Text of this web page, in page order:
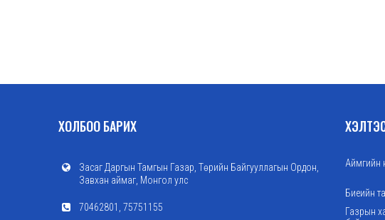
ХОЛБОО БАРИХ
Засаг Даргын Тамгын Газар, Төрийн Байгууллагын Ордон,
Завхан аймаг, Монгол улс
70462801, 75751155
Аймгийн
Биеийн
Газрын